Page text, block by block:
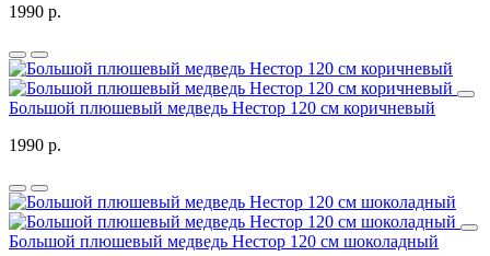
1990 р.
Большой плюшевый медведь Нестор 120 см коричневый
1990 р.
Большой плюшевый медведь Нестор 120 см шоколадный